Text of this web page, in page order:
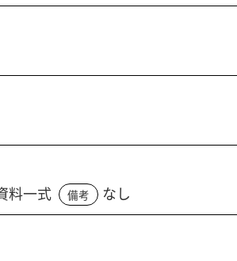
料一式 備考
なし